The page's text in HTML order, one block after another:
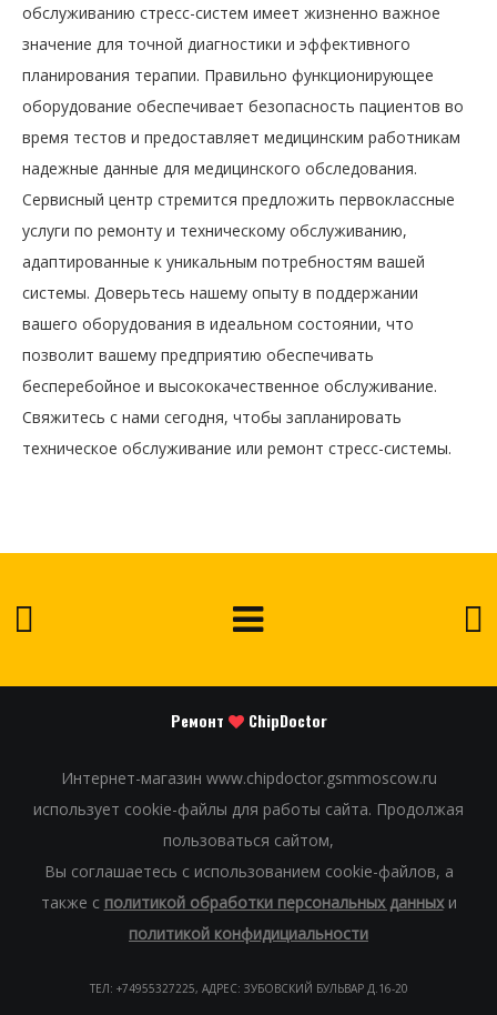
обслуживанию стресс-систем имеет жизненно важное
значение для точной диагностики и эффективного
планирования терапии. Правильно функционирующее
оборудование обеспечивает безопасность пациентов во
время тестов и предоставляет медицинским работникам
надежные данные для медицинского обследования.
Сервисный центр стремится предложить первоклассные
услуги по ремонту и техническому обслуживанию,
адаптированные к уникальным потребностям вашей
системы. Доверьтесь нашему опыту в поддержании
вашего оборудования в идеальном состоянии, что
позволит вашему предприятию обеспечивать
бесперебойное и высококачественное обслуживание.
Свяжитесь с нами сегодня, чтобы запланировать
техническое обслуживание или ремонт стресс-системы.
Ремонт ChipDoctor
Интернет-магазин www.chipdoctor.gsmmoscow.ru
использует cookie-файлы для работы сайта. Продолжая
пользоваться сайтом,
Вы соглашаетесь с использованием cookie-файлов, а
также с политикой обработки персональных данныхи
политикой конфидициальности
ТЕЛ: +74955327225, АДРЕС: ЗУБОВСКИЙ БУЛЬВАР Д.16-20